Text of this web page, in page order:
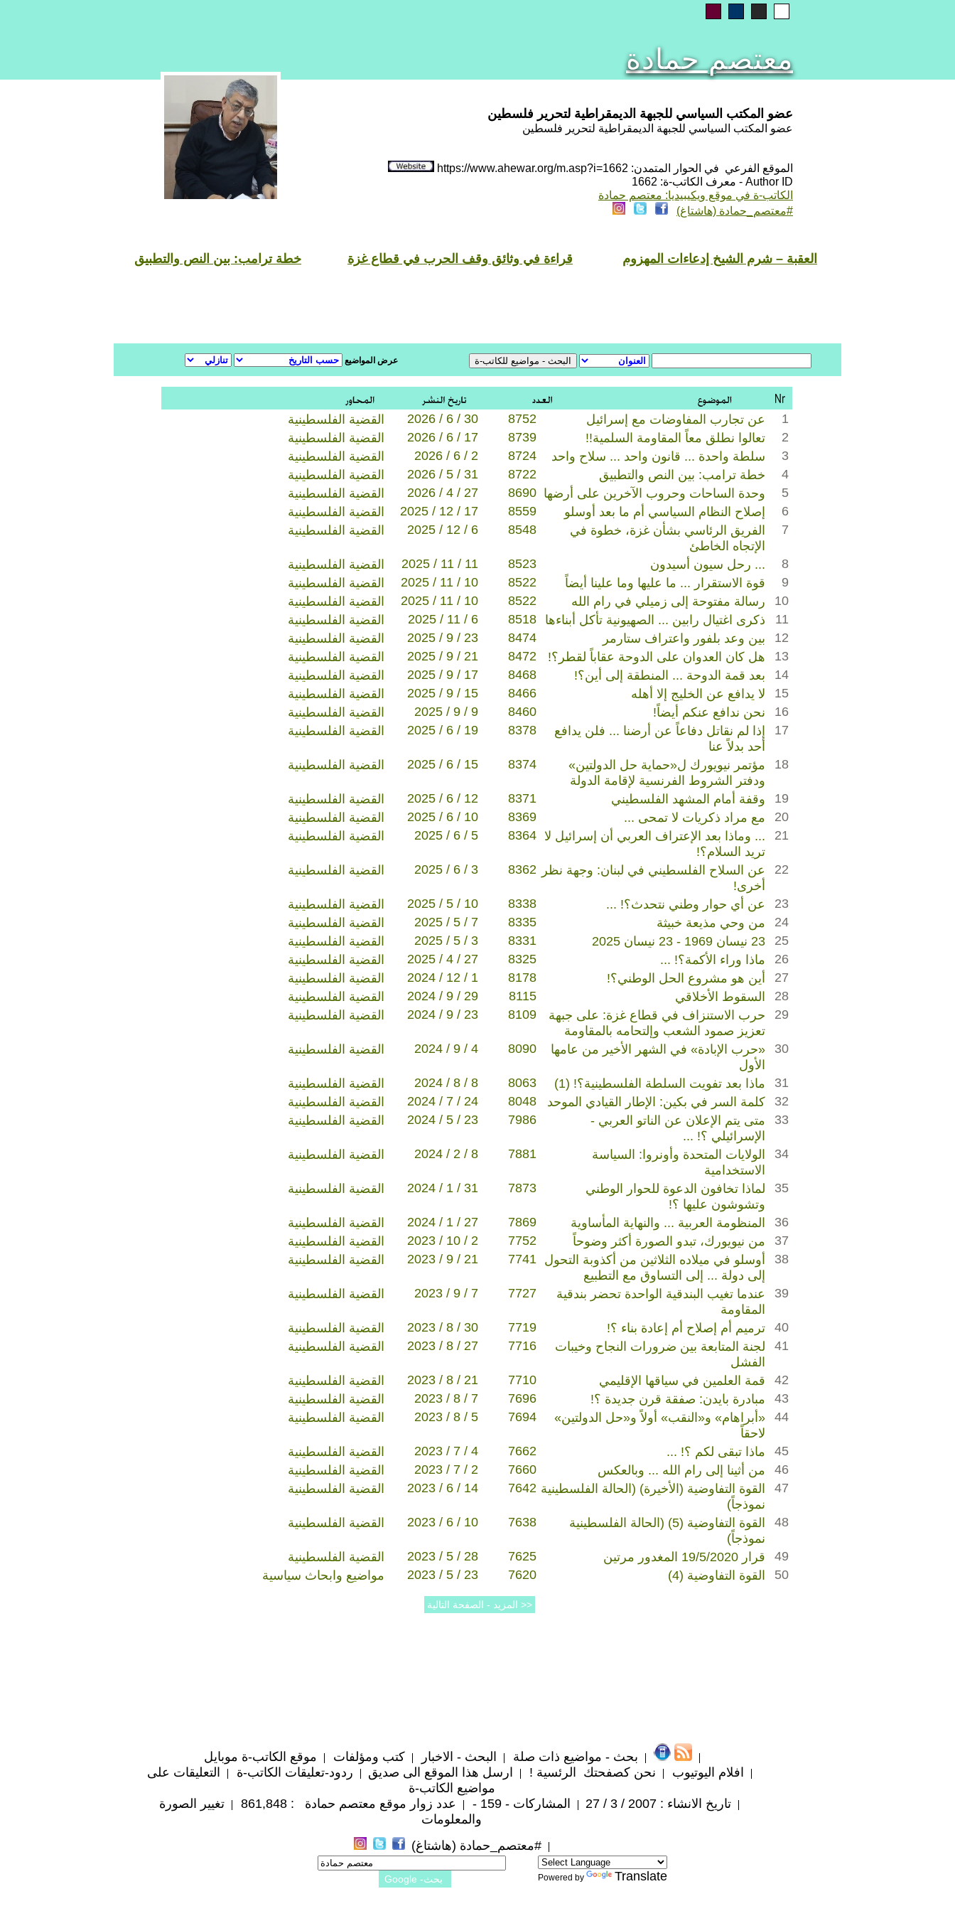
معتصم حمادة
عضو المكتب السياسي للجبهة الديمقراطية لتحرير فلسطين
عضو المكتب السياسي للجبهة الديمقراطية لتحرير فلسطين
الموقع الفرعي في الحوار المتمدن: https://www.ahewar.org/m.asp?i=1662
Author ID - معرف الكاتب-ة: 1662
الكاتب-ة في موقع ويكيبيديا: معتصم حمادة
#معتصم_حمادة (هاشتاغ)
خطة ترامب: بين النص والتطبيق قراءة في وثائق وقف الحرب في قطاع غزة العقبة – شرم الشيخ إدعاءات المهزوم
عرض المواضيع
القضية الفلسطينية 2026 / 6 / 30 8752 عن تجارب المفاوضات مع إسرائيل
1
القضية الفلسطينية
2026 / 6 / 17 8739 تعالوا نطلق معاً المقاومة السلمية!!
2
القضية الفلسطينية
2026 / 6 / 2 8724 سلطة واحدة ... قانون واحد ... سلاح واحد
3
القضية الفلسطينية
2026 / 5 / 31 8722 خطة ترامب: بين النص والتطبيق
4
القضية الفلسطينية
2026 / 4 / 27 8690 وحدة الساحات وحروب الآخرين على أرضها
5
القضية الفلسطينية
2025 / 12 / 17 8559 إصلاح النظام السياسي أم ما بعد أوسلو
6
القضية الفلسطينية
2025 / 12 / 6 8548
الفريق الرئاسي بشأن غزة، خطوة في
الإتجاه الخاطئ
7
القضية الفلسطينية 2025 / 11 / 11 8523 ... رحل سيون أسيدون
8
القضية الفلسطينية
2025 / 11 / 10 8522 قوة الاستقرار ... ما عليها وما علينا أيضاً
9
القضية الفلسطينية
2025 / 11 / 10 8522 رسالة مفتوحة إلى زميلي في رام الله
10
القضية الفلسطينية
2025 / 11 / 6 8518 ذكرى اغتيال رابين ... الصهيونية تأكل أبناءها
11
القضية الفلسطينية
2025 / 9 / 23 8474 بين وعد بلفور واعتراف ستارمر
12
القضية الفلسطينية
2025 / 9 / 21 8472 هل كان العدوان على الدوحة عقاباً لقطر؟!
13
القضية الفلسطينية
2025 / 9 / 17 8468 بعد قمة الدوحة ... المنطقة إلى أين؟!
14
القضية الفلسطينية
2025 / 9 / 15 8466 لا يدافع عن الخليج إلا أهله
15
القضية الفلسطينية
2025 / 9 / 9 8460 نحن ندافع عنكم أيضاً!
16
القضية الفلسطينية
2025 / 6 / 19 8378
إذا لم نقاتل دفاعاً عن أرضنا ... فلن يدافع
أحد بدلاً عنا
17
القضية الفلسطينية 2025 / 6 / 15 8374
مؤتمر نيويورك ل«حماية حل الدولتين»
ودفتر الشروط الفرنسية لإقامة الدولة
18
القضية الفلسطينية 2025 / 6 / 12 8371 وقفة أمام المشهد الفلسطيني
19
القضية الفلسطينية
2025 / 6 / 10 8369 مع مراد ذكريات لا تمحى ...
20
القضية الفلسطينية
2025 / 6 / 5 8364 ... وماذا بعد الإعتراف العربي أن إسرائيل لا
تريد السلام؟!
21
القضية الفلسطينية 2025 / 6 / 3 8362 عن السلاح الفلسطيني في لبنان: وجهة نظر
أخرى!
22
القضية الفلسطينية 2025 / 5 / 10 8338 عن أي حوار وطني نتحدث؟! ...
23
القضية الفلسطينية
2025 / 5 / 7 8335 من وحي مذيعة خبيثة
24
القضية الفلسطينية
2025 / 5 / 3 8331 23 نيسان 1969 - 23 نيسان 2025
25
القضية الفلسطينية
2025 / 4 / 27 8325 ماذا وراء الأكمة؟! ...
26
القضية الفلسطينية
2024 / 12 / 1 8178 أين هو مشروع الحل الوطني؟!
27
القضية الفلسطينية
2024 / 9 / 29 8115 السقوط الأخلاقي
28
القضية الفلسطينية
2024 / 9 / 23 8109
حرب الاستنزاف في قطاع غزة: على جبهة
تعزيز صمود الشعب وإلتحامه بالمقاومة
29
القضية الفلسطينية 2024 / 9 / 4 8090
«حرب الإبادة» في الشهر الأخير من عامها
الأول
30
القضية الفلسطينية 2024 / 8 / 8 8063 ماذا بعد تفويت السلطة الفلسطينية؟! (1)
31
القضية الفلسطينية
2024 / 7 / 24 8048 كلمة السر في بكين: الإطار القيادي الموحد
32
القضية الفلسطينية
2024 / 5 / 23 7986
متى يتم الإعلان عن الناتو العربي -
الإسرائيلي ؟! ...
33
القضية الفلسطينية 2024 / 2 / 8 7881
الولايات المتحدة وأونروا: السياسة
الاستخدامية
34
القضية الفلسطينية 2024 / 1 / 31 7873
لماذا تخافون الدعوة للحوار الوطني
وتشوشون عليها ؟!
35
القضية الفلسطينية 2024 / 1 / 27 7869 المنظومة العربية ... والنهاية المأساوية
36
القضية الفلسطينية
2023 / 10 / 2 7752 من نيويورك، تبدو الصورة أكثر وضوحاً
37
القضية الفلسطينية
2023 / 9 / 21 7741 أوسلو في ميلاده الثلاثين من أكذوبة التحول
إلى دولة ... إلى التساوق مع التطبيع
38
القضية الفلسطينية 2023 / 9 / 7 7727
عندما تغيب البندقية الواحدة تحضر بندقية
المقاومة
39
القضية الفلسطينية 2023 / 8 / 30 7719 ترميم أم إصلاح أم إعادة بناء ؟!
40
القضية الفلسطينية
2023 / 8 / 27 7716
لجنة المتابعة بين ضرورات النجاح وخيبات
الفشل
41
القضية الفلسطينية 2023 / 8 / 21 7710 قمة العلمين في سياقها الإقليمي
42
القضية الفلسطينية
2023 / 8 / 7 7696 مبادرة بايدن: صفقة قرن جديدة ؟!
43
القضية الفلسطينية
2023 / 8 / 5 7694
«أبراهام» و«النقب» أولاً و«حل الدولتين»
لاحقاً
44
القضية الفلسطينية 2023 / 7 / 4 7662 ماذا تبقى لكم ؟! ...
45
القضية الفلسطينية
2023 / 7 / 2 7660 من أثينا إلى رام الله ... وبالعكس
46
القضية الفلسطينية
2023 / 6 / 14 7642 القوة التفاوضية (الأخيرة) (الحالة الفلسطينية
نموذجاً)
47
القضية الفلسطينية 2023 / 6 / 10 7638
القوة التفاوضية (5) (الحالة الفلسطينية
نموذجاً)
48
القضية الفلسطينية 2023 / 5 / 28 7625 قرار 19/5/2020 المغدور مرتين
49
مواضيع وابحاث سياسية
2023 / 5 / 23 7620 القوة التفاوضية (4) 50
بحث - مواضيع ذات صلة البحث - الاخبار كتب ومؤلفات
موقع الكاتب-ة موبايل
افلام اليوتيوب
نحن كصفحتك الرئسية ! ارسل هذا الموقع الى صديق ردود-تعليقات الكاتب-ة
التعليقات على
مواضيع الكاتب-ة
تاريخ الانشاء : 2007 / 3 / 27
المشاركات - 159 - عدد زوار موقع معتصم حمادة : 861,848
تغيير الصورة
والمعلومات
#معتصم_حمادة (هاشتاغ)
Powered by Translate